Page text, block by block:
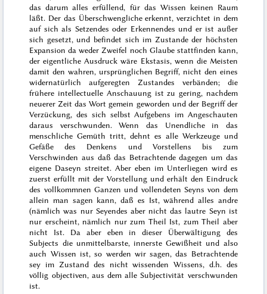
das darum alles erfüllend, für das Wissen keinen Raum
läßt. Der das Überschwengliche erkennt, verzichtet in dem
auf sich als Setzendes oder Erkennendes und er ist außer
sich gesetzt, und befindet sich im Zustande der höchsten
Expansion da weder Zweifel noch Glaube stattfinden kann,
der eigentliche Ausdruck wäre Ekstasis, wenn die Meisten
damit den wahren, ursprünglichen Begriff, nicht den eines
widernatürlich aufgeregten Zustandes verbänden; die
frühere intellectuelle Anschauung ist zu gering, nachdem
neuerer Zeit das Wort gemein geworden und der Begriff der
Verzückung, des sich selbst Aufgebens im Angeschauten
daraus verschwunden. Wenn das Unendliche in das
menschliche Gemüth tritt, dehnt es alle Werkzeuge und
Gefäße des Denkens und Vorstellens bis zum
Verschwinden aus daß das Betrachtende dagegen um das
eigene Daseyn streitet. Aber eben im Unterliegen wird es
zuerst erfüllt mit der Vorstellung und erhält den Eindruck
des vollkommnen Ganzen und vollendeten Seyns von dem
allein man sagen kann, daß es Ist, während alles andre
(nämlich was nur Seyendes aber nicht das lautre Seyn ist
nur erscheint, nämlich nur zum Theil Ist, zum Theil aber
nicht Ist. Da aber eben in dieser Überwältigung des
Subjects die unmittelbarste, innerste Gewißheit und also
auch Wissen ist, so werden wir sagen, das Betrachtende
sey im Zustand des nicht wissenden Wissens, d.h. des
völlig objectiven, aus dem alle Subjectivität verschwunden
ist.